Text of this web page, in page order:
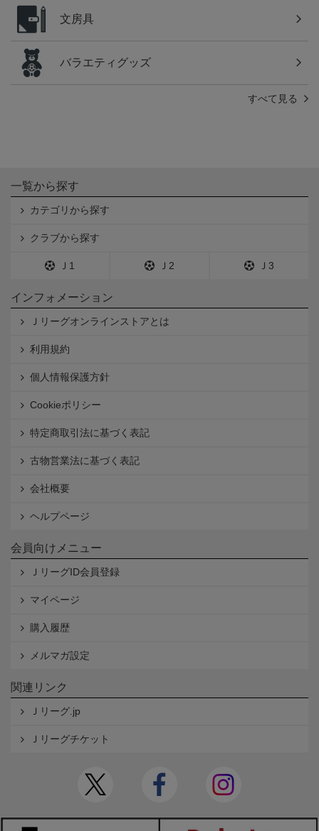
文房具
バラエティグッズ
すべて見る
一覧から探す
カテゴリから探す
クラブから探す
Ｊ1 Ｊ2 Ｊ3
インフォメーション
Ｊリーグオンラインストアとは
利用規約
個人情報保護方針
Cookieポリシー
特定商取引法に基づく表記
古物営業法に基づく表記
会社概要
ヘルプページ
会員向けメニュー
ＪリーグID会員登録
マイページ
購入履歴
メルマガ設定
関連リンク
Ｊリーグ.jp
Ｊリーグチケット